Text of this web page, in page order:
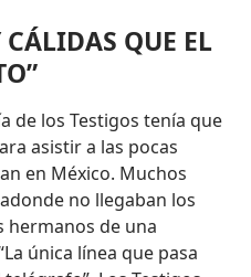
QUE EL
de los Testigos tenía que
asistir a las pocas
en México. Muchos
no llegaban los
hermanos de una
única línea que pasa